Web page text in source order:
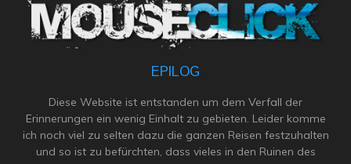
EPILOG
Diese Website ist entstanden um dem Verfall der
Erinnerungen ein wenig Einhalt zu gebieten. Leider komme
ich noch viel zu selten dazu die ganzen Reisen festzuhalten
und so ist zu befürchten, dass vieles in den Ruinen des